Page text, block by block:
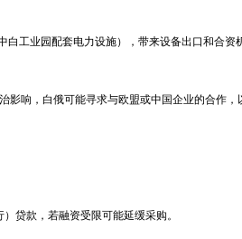
工业园配套电力设施），带来设备出口和合资
响，白俄可能寻求与欧盟或中国企业的合作，
贷款，若融资受限可能延缓采购。